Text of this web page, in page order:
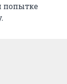
попытке